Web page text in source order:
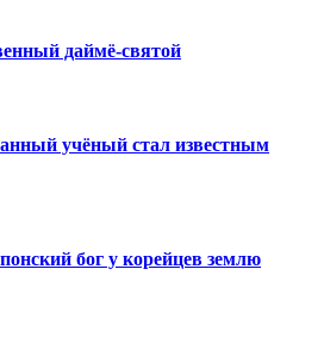
даймё-святой
учёный стал известным
бог у корейцев землю